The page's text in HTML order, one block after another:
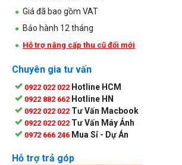
Giá đã bao gồm VAT
Bảo hành 12 tháng
Hỗ trợ nâng cấp thu cũ đổi mới
Chuyên gia tư vấn
0922 022 022 Hotline HCM
0922 882 662 Hotline HN
0922 022 022 Tư Vấn Macbook
0922 022 022 Tư Vấn Máy Ảnh
0972 666 246 Mua Sỉ - Dự Án
Hỗ trợ trả góp